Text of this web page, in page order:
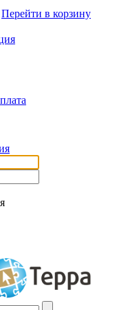
Перейти в корзину